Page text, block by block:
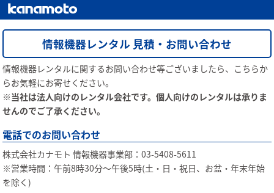
情報機器レンタル 見積・お問い合わせ
情報機器レンタルに関するお問い合わせ等ございましたら、こちらか
らお気軽にお寄せください。
※当社は法人向けのレンタル会社です。個人向けのレンタルは承りま
せんのでご了承ください。
電話でのお問い合わせ
株式会社カナモト 情報機器事業部：03-5408-5611
※営業時間：午前8時30分〜午後5時(土・日・祝日、お盆・年末年始
を除く)